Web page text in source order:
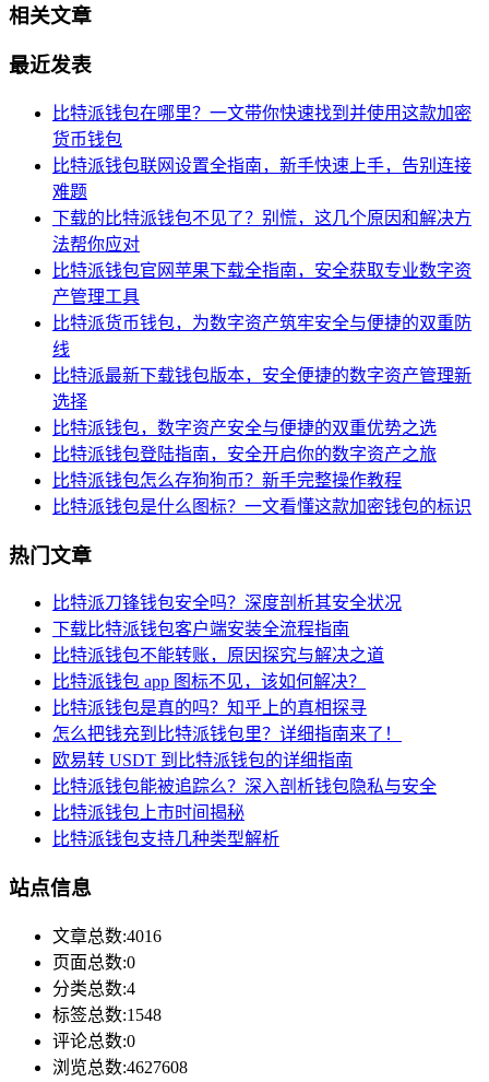
相关文章
最近发表
比特派钱包在哪里？一文带你快速找到并使用这款加密
货币钱包
比特派钱包联网设置全指南，新手快速上手，告别连接
难题
下载的比特派钱包不见了？别慌，这几个原因和解决方
法帮你应对
比特派钱包官网苹果下载全指南，安全获取专业数字资
产管理工具
比特派货币钱包，为数字资产筑牢安全与便捷的双重防
线
比特派最新下载钱包版本，安全便捷的数字资产管理新
选择
比特派钱包，数字资产安全与便捷的双重优势之选
比特派钱包登陆指南，安全开启你的数字资产之旅
比特派钱包怎么存狗狗币？新手完整操作教程
比特派钱包是什么图标？一文看懂这款加密钱包的标识
热门文章
比特派刀锋钱包安全吗？深度剖析其安全状况
下载比特派钱包客户端安装全流程指南
比特派钱包不能转账，原因探究与解决之道
比特派钱包 app 图标不见，该如何解决？
比特派钱包是真的吗？知乎上的真相探寻
怎么把钱充到比特派钱包里？详细指南来了！
欧易转 USDT 到比特派钱包的详细指南
比特派钱包能被追踪么？深入剖析钱包隐私与安全
比特派钱包上市时间揭秘
比特派钱包支持几种类型解析
站点信息
文章总数:4016
页面总数:0
分类总数:4
标签总数:1548
评论总数:0
浏览总数:4627608